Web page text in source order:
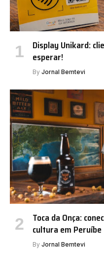
Display Unikard:
esperar!
By Jornal Bemtevi
Toca da Onça:
cultura em Peruíbe
By Jornal Bemtevi